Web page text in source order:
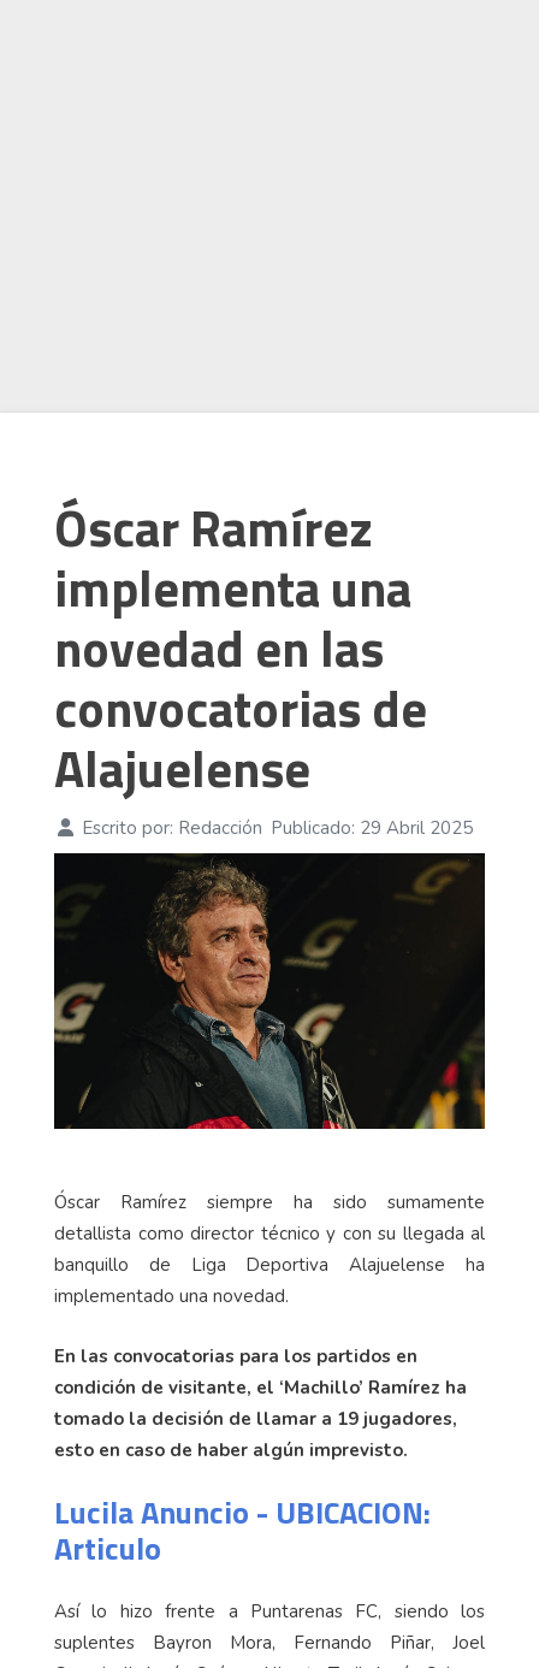
Óscar Ramírez
implementa una
novedad en las
convocatorias de
Alajuelense
Escrito por: Redacción Publicado: 29 Abril 2025
Óscar Ramírez siempre ha sido sumamente
detallista como director técnico y con su llegada al
banquillo de Liga Deportiva Alajuelense ha
implementado una novedad.
En las convocatorias para los partidos en
condición de visitante, el ‘Machillo’ Ramírez ha
tomado la decisión de llamar a 19 jugadores,
esto en caso de haber algún imprevisto.
Lucila Anuncio - UBICACION:
Articulo
Así lo hizo frente a Puntarenas FC, siendo los
suplentes Bayron Mora, Fernando Piñar, Joel